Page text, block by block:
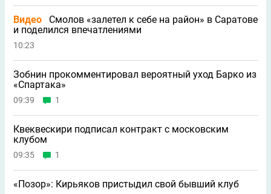
Видео
Смолов «залетел к себе на район» в Саратове
и поделился впечатлениями
10:23
Зобнин прокомментировал вероятный уход Барко из
«Спартака»
09:39 1
Квеквескири подписал контракт с московским
клубом
09:35 1
«Позор»: Кирьяков пристыдил свой бывший клуб